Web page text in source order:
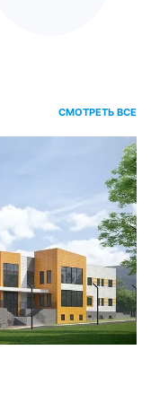
СМОТРЕТЬ ВСЕ